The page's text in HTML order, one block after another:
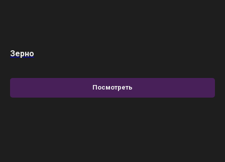
Зерно
Посмотреть